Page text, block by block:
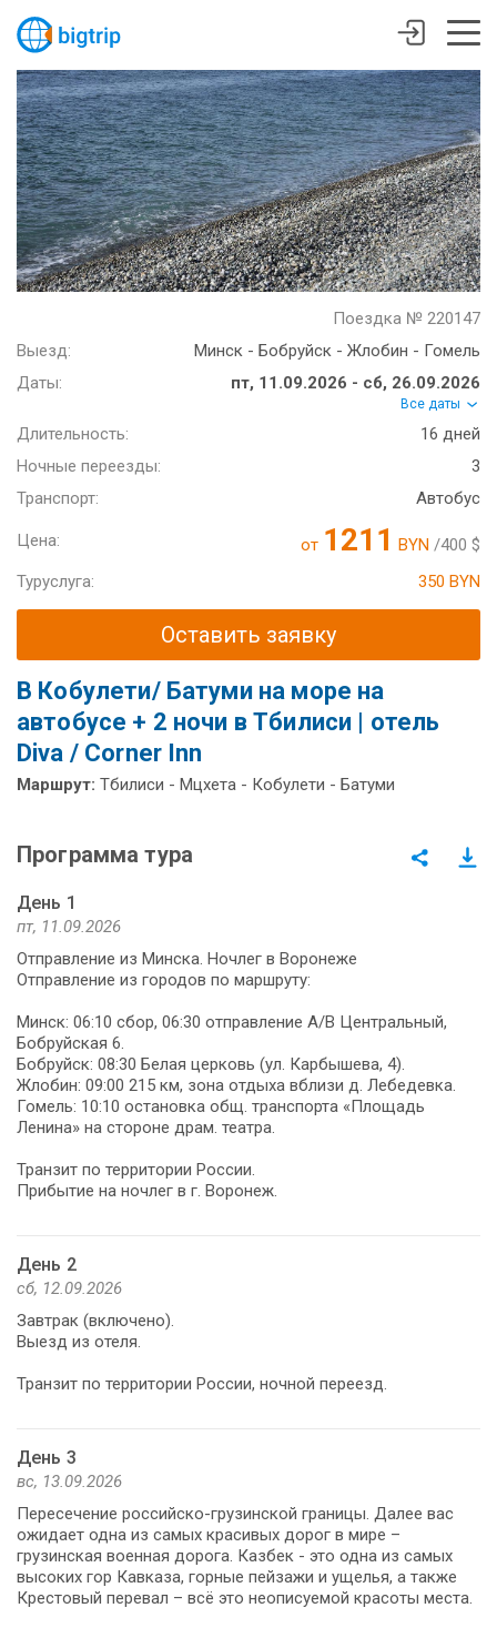
Поездка № 220147
Выезд:
Минск - Бобруйск - Жлобин - Гомель
Даты:
пт, 11.09.2026 - сб, 26.09.2026
Все даты
Длительность:
16 дней
Ночные переезды:
3
Транспорт:
Автобус
Цена: от 1211 BYN /400 $
Туруслуга:
350 BYN
Оставить заявку
В Кобулети/ Батуми на море на
автобусе + 2 ночи в Тбилиси | отель
Diva / Corner Inn
Маршрут: Тбилиси - Мцхета - Кобулети - Батуми
Программа тура
День 1
пт, 11.09.2026
Отправление из Минска. Ночлег в Воронеже
Отправление из городов по маршруту:
Минск: 06:10 сбор, 06:30 отправление А/В Центральный,
Бобруйская 6.
Бобруйск: 08:30 Белая церковь (ул. Карбышева, 4).
Жлобин: 09:00 215 км, зона отдыха вблизи д. Лебедевка.
Гомель: 10:10 остановка общ. транспорта «Площадь
Ленина» на стороне драм. театра.
Транзит по территории России.
Прибытие на ночлег в г. Воронеж.
День 2
сб, 12.09.2026
Завтрак (включено).
Выезд из отеля.
Транзит по территории России, ночной переезд.
День 3
вс, 13.09.2026
Пересечение российско-грузинской границы. Далее вас
ожидает одна из самых красивых дорог в мире –
грузинская военная дорога. Казбек - это одна из самых
высоких гор Кавказа, горные пейзажи и ущелья, а также
Крестовый перевал – всё это неописуемой красоты места.